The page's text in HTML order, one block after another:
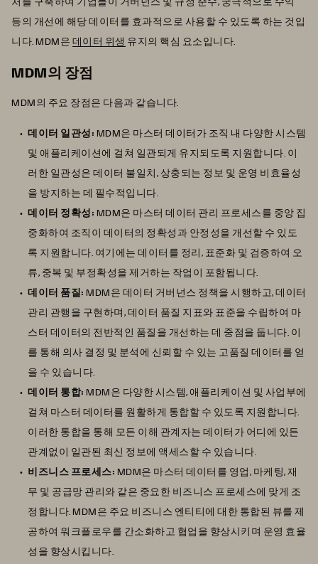
등의 개선에 해당 데이터를 효과적으로 사용할 수 있도록 하는 것입
니다. MDM은 데이터 위생 유지의 핵심 요소입니다.
MDM의 장점
MDM의 주요 장점은 다음과 같습니다.
데이터 일관성: MDM은 마스터 데이터가 조직 내 다양한 시스템
및 애플리케이션에 걸쳐 일관되게 유지되도록 지원합니다. 이
러한 일관성은 데이터 불일치, 상충되는 정보 및 운영 비효율성
을 방지하는 데 필수적입니다.
데이터 정확성: MDM은 마스터 데이터 관리 프로세스를 중앙 집
중화하여 조직이 데이터의 정확성과 안정성을 개선할 수 있도
록 지원합니다. 여기에는 데이터를 정리, 표준화 및 검증하여 오
류, 중복 및 부정확성을 제거하는 작업이 포함됩니다.
데이터 품질: MDM은 데이터 거버넌스 정책을 시행하고, 데이터
관리 관행을 구현하며, 데이터 품질 지표와 표준을 수립하여 마
스터 데이터의 전반적인 품질을 개선하는 데 중점을 둡니다. 이
를 통해 의사 결정 및 분석에 신뢰할 수 있는 고품질 데이터를 얻
을 수 있습니다.
데이터 통합: MDM은 다양한 시스템, 애플리케이션 및 사업부에
걸쳐 마스터 데이터를 원활하게 통합할 수 있도록 지원합니다.
이러한 통합을 통해 모든 이해 관계자는 데이터가 어디에 있든
관계없이 일관된 최신 정보에 액세스할 수 있습니다.
비즈니스 프로세스: MDM은 마스터 데이터를 영업, 마케팅, 재
무 및 공급망 관리와 같은 중요한 비즈니스 프로세스에 맞게 조
정합니다. MDM은 주요 비즈니스 엔티티에 대한 통합된 뷰를 제
공하여 워크플로우를 간소화하고 협업을 향상시키며 운영 효율
성을 향상시킵니다.